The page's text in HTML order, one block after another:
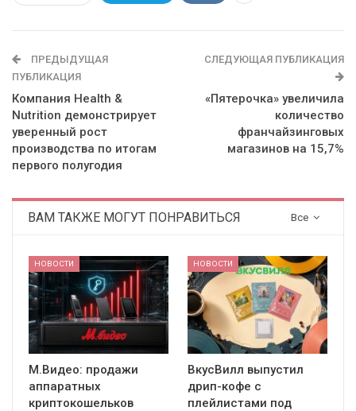
ПРЕДЫДУЩАЯ
ПУБЛИКАЦИЯ
Компания Health &
Nutrition демонстрирует
уверенный рост
производства по итогам
первого полугодия
СЛЕДУЮЩАЯ ПУБЛИКАЦИЯ
«Пятерочка» увеличила
количество
франчайзинговых
магазинов на 15,7%
Все
ВАМ ТАКЖЕ МОГУТ ПОНРАВИТЬСЯ
НОВОСТИ
М.Видео: продажи
аппаратных
криптокошельков
НОВОСТИ
ВкусВилл выпустил
дрип-кофе с
плейлистами под